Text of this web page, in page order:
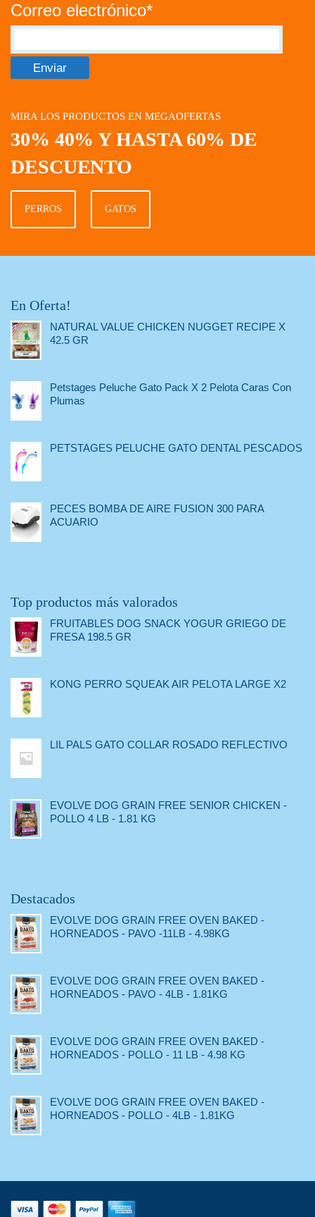
Correo electrónico*
MIRA LOS PRODUCTOS EN MEGAOFERTAS
30% 40% Y HASTA 60% DE
DESCUENTO
PERROS GATOS
En Oferta!
NATURAL VALUE CHICKEN NUGGET RECIPE X
42.5 GR
Petstages Peluche Gato Pack X 2 Pelota Caras Con
Plumas
PETSTAGES PELUCHE GATO DENTAL PESCADOS
PECES BOMBA DE AIRE FUSION 300 PARA
ACUARIO
Top productos más valorados
FRUITABLES DOG SNACK YOGUR GRIEGO DE
FRESA 198.5 GR
KONG PERRO SQUEAK AIR PELOTA LARGE X2
LIL PALS GATO COLLAR ROSADO REFLECTIVO
EVOLVE DOG GRAIN FREE SENIOR CHICKEN -
POLLO 4 LB - 1.81 KG
Destacados
EVOLVE DOG GRAIN FREE OVEN BAKED -
HORNEADOS - PAVO -11LB - 4.98KG
EVOLVE DOG GRAIN FREE OVEN BAKED -
HORNEADOS - PAVO - 4LB - 1.81KG
EVOLVE DOG GRAIN FREE OVEN BAKED -
HORNEADOS - POLLO - 11 LB - 4.98 KG
EVOLVE DOG GRAIN FREE OVEN BAKED -
HORNEADOS - POLLO - 4LB - 1.81KG